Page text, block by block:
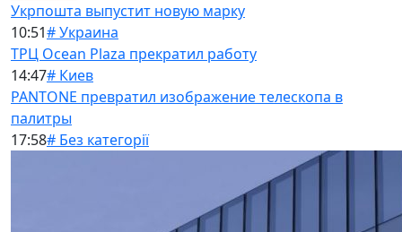
Укрпошта выпустит новую марку
10:51# Украина
ТРЦ Ocean Plaza прекратил работу
14:47# Киев
PANTONE превратил изображение телескопа в
палитры
17:58# Без категорії